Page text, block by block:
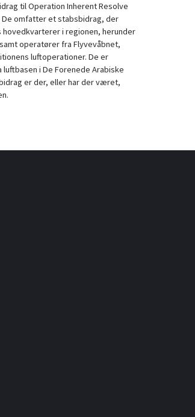
til Operation Inherent Resolve
omfatter et stabsbidrag, der
hovedkvarterer i regionen, herunder
operatører fra Flyvevåbnet,
luftoperationer. De er
luftbasen i De Forenede Arabiske
er der, eller har der været,